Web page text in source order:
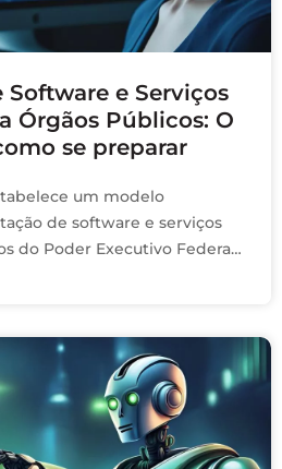
Software e Serviços
Órgãos Públicos: O
se preparar
um modelo
de software e serviços
do Poder Executivo Federal,
formas de remuneração
de tecnologia
como segurança de
pagamento e indicadores de